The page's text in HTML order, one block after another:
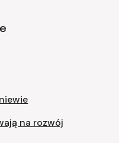
na rozwój